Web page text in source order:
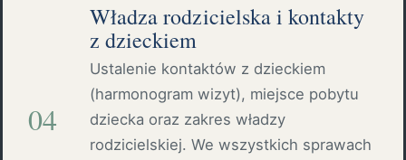
04
Władza rodzicielska i kontakty
z dzieckiem
Ustalenie kontaktów z dzieckiem
(harmonogram wizyt), miejsce pobytu
dziecka oraz zakres władzy
rodzicielskiej. We wszystkich sprawach